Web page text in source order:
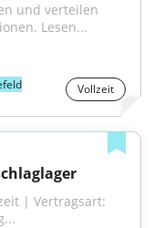
und verteilen
Lesen...
Vollzeit
| Vertragsart: